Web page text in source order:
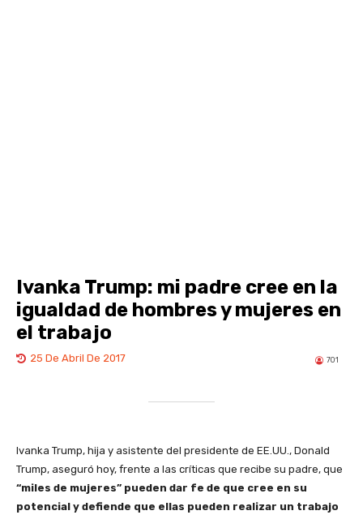
Ivanka Trump: mi padre cree en la
igualdad de hombres y mujeres en
el trabajo
25 De Abril De 2017 701
Ivanka Trump, hija y asistente del presidente de EE.UU., Donald
Trump, aseguró hoy, frente a las críticas que recibe su padre, que
“miles de mujeres” pueden dar fe de que cree en su
potencial y defiende que ellas pueden realizar un trabajo